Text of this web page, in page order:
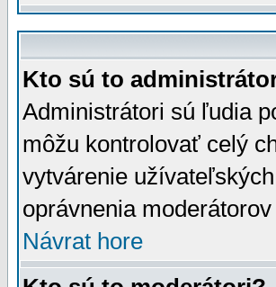
Kto sú to
Administrátori sú ľudia
môžu kontrolovať celý
vytvárenie
oprávnenia
Návrat hore